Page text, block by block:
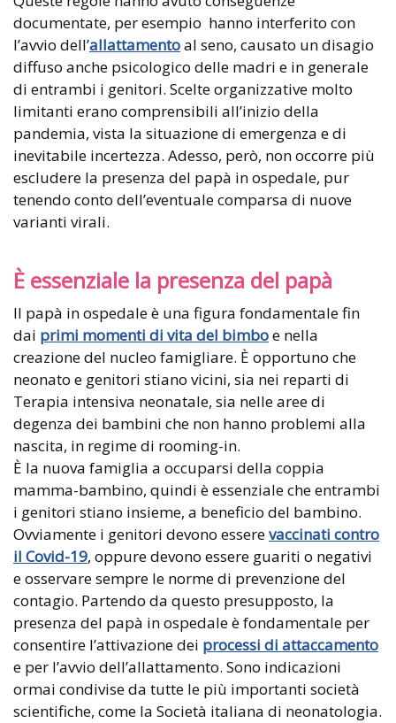
documentate, per esempio hanno interferito con
l’avvio dell’allattamentoal seno, causato un disagio
diffuso anche psicologico delle madri e in generale
di entrambi i genitori. Scelte organizzative molto
limitanti erano comprensibili all’inizio della
pandemia, vista la situazione di emergenza e di
inevitabile incertezza. Adesso, però, non occorre più
escludere la presenza del papà in ospedale, pur
tenendo conto dell’eventuale comparsa di nuove
varianti virali.
È essenziale la presenza del papà
Il papà in ospedale è una figura fondamentale fin
dai primi momenti di vita del bimboe nella
creazione del nucleo famigliare. È opportuno che
neonato e genitori stiano vicini, sia nei reparti di
Terapia intensiva neonatale, sia nelle aree di
degenza dei bambini che non hanno problemi alla
nascita, in regime di rooming-in.
È la nuova famiglia a occuparsi della coppia
mamma-bambino, quindi è essenziale che entrambi
i genitori stiano insieme, a beneficio del bambino.
Ovviamente i genitori devono esserevaccinati contro
il Covid-19, oppure devono essere guariti o negativi
e osservare sempre le norme di prevenzione del
contagio. Partendo da questo presupposto, la
presenza del papà in ospedale è fondamentale per
consentire l’attivazione dei processi di attaccamento
e per l’avvio dell’allattamento. Sono indicazioni
ormai condivise da tutte le più importanti società
scientifiche, come la Società italiana di neonatologia.